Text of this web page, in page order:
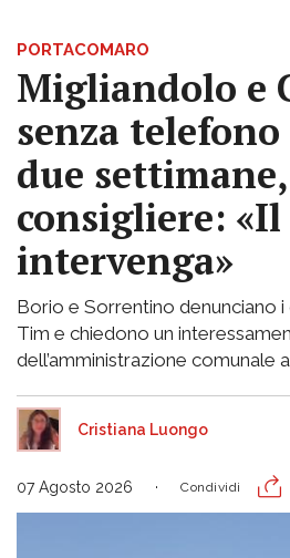
PORTACOMARO
Migliandolo e
senza
due
consigliere: «Il
intervenga»
Borio e Sorrentino denunciano i
Tim e chiedono un
dell’amministrazione comunale
Cristiana Luongo
07 Agosto 2026 Condividi